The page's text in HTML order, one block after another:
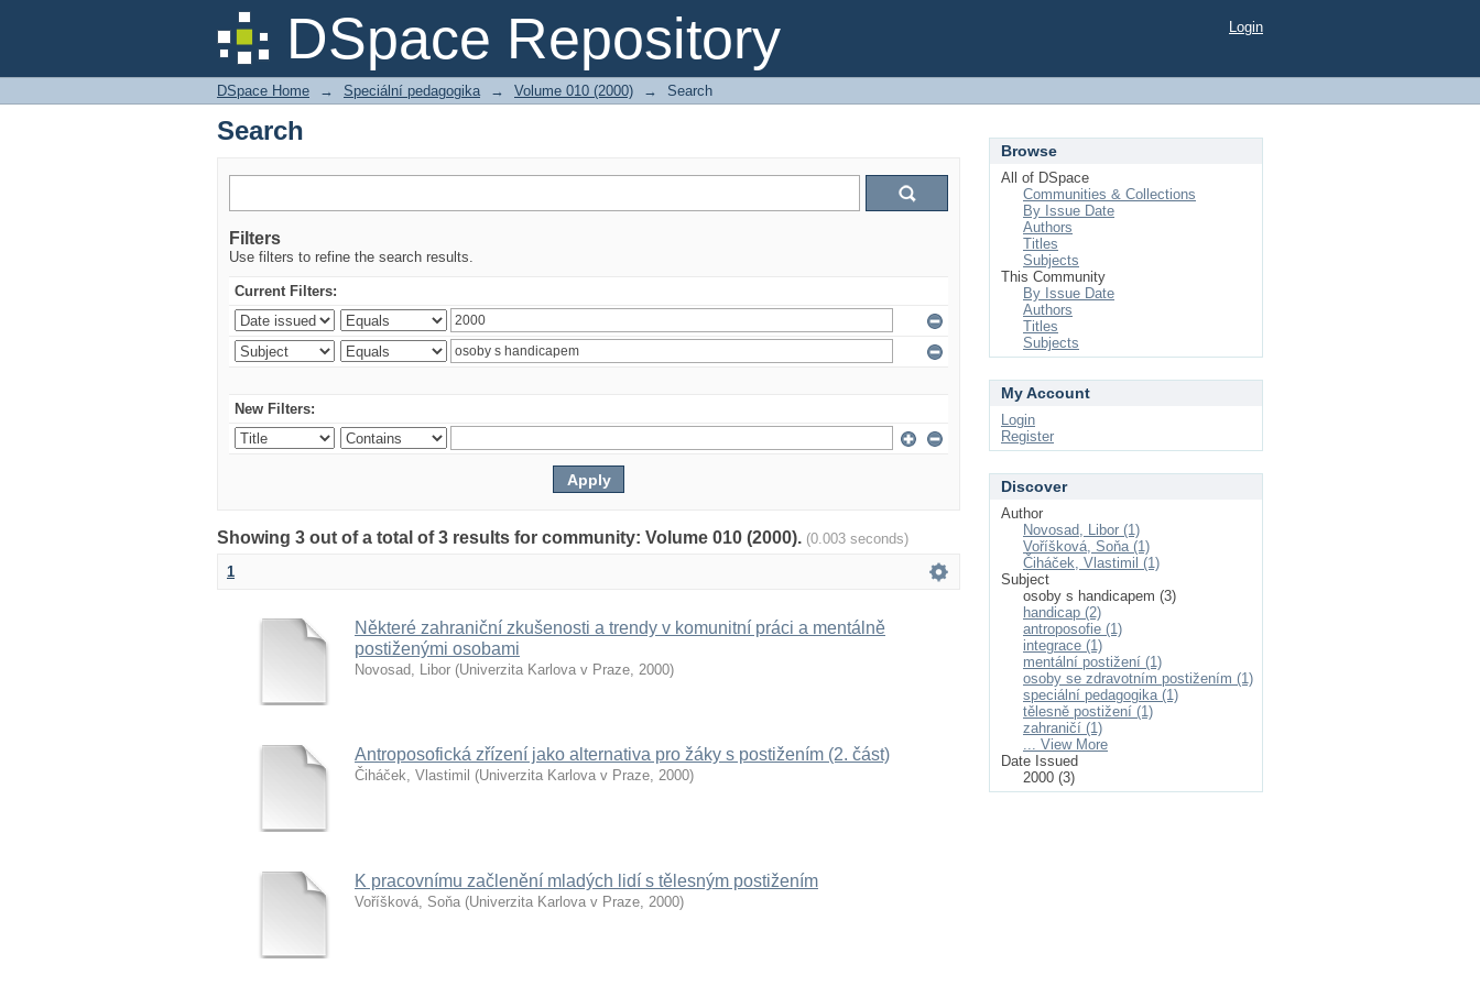
DSpace Repository
Search Login
DSpace Home → Speciální pedagogika → Volume 010 (2000) → Search
Search
Filters
Use filters to refine the search results.
Current Filters:
New Filters:
Showing 3 out of a total of 3 results for community: Volume 010 (2000). (0.003 seconds)
1
Některé zahraniční zkušenosti a trendy v komunitní práci a mentálně
postiženými osobami
Novosad, Libor (Univerzita Karlova v Praze, 2000)
Antroposofická zřízení jako alternativa pro žáky s postižením (2. část)
Čiháček, Vlastimil (Univerzita Karlova v Praze, 2000)
K pracovnímu začlenění mladých lidí s tělesným postižením
Voříšková, Soňa (Univerzita Karlova v Praze, 2000)
Browse
All of DSpace
Communities & Collections
By Issue Date
Authors
Titles
Subjects
This Community
By Issue Date
Authors
Titles
Subjects
My Account
Login
Register
Discover
Author
Novosad, Libor (1)
Voříšková, Soňa (1)
Čiháček, Vlastimil (1)
Subject
osoby s handicapem (3)
handicap (2)
antroposofie (1)
integrace (1)
mentální postižení (1)
osoby se zdravotním postižením (1)
speciální pedagogika (1)
tělesně postižení (1)
zahraničí (1)
... View More
Date Issued
2000 (3)